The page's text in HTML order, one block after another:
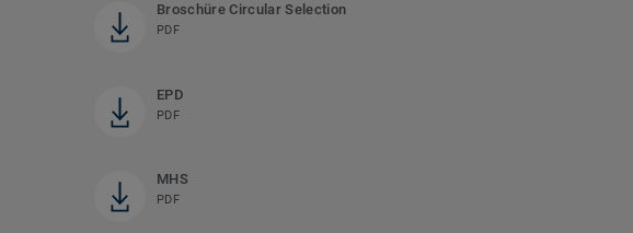
Broschüre Circular Selection
PDF
EPD
PDF
MHS
PDF